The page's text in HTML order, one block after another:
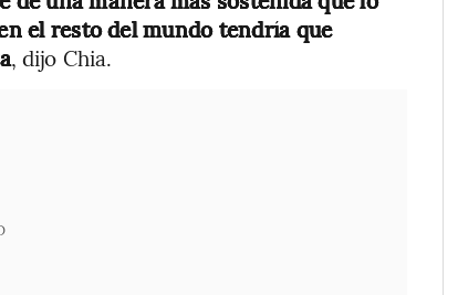
el resto del mundo tendría que
, dijo Chia.